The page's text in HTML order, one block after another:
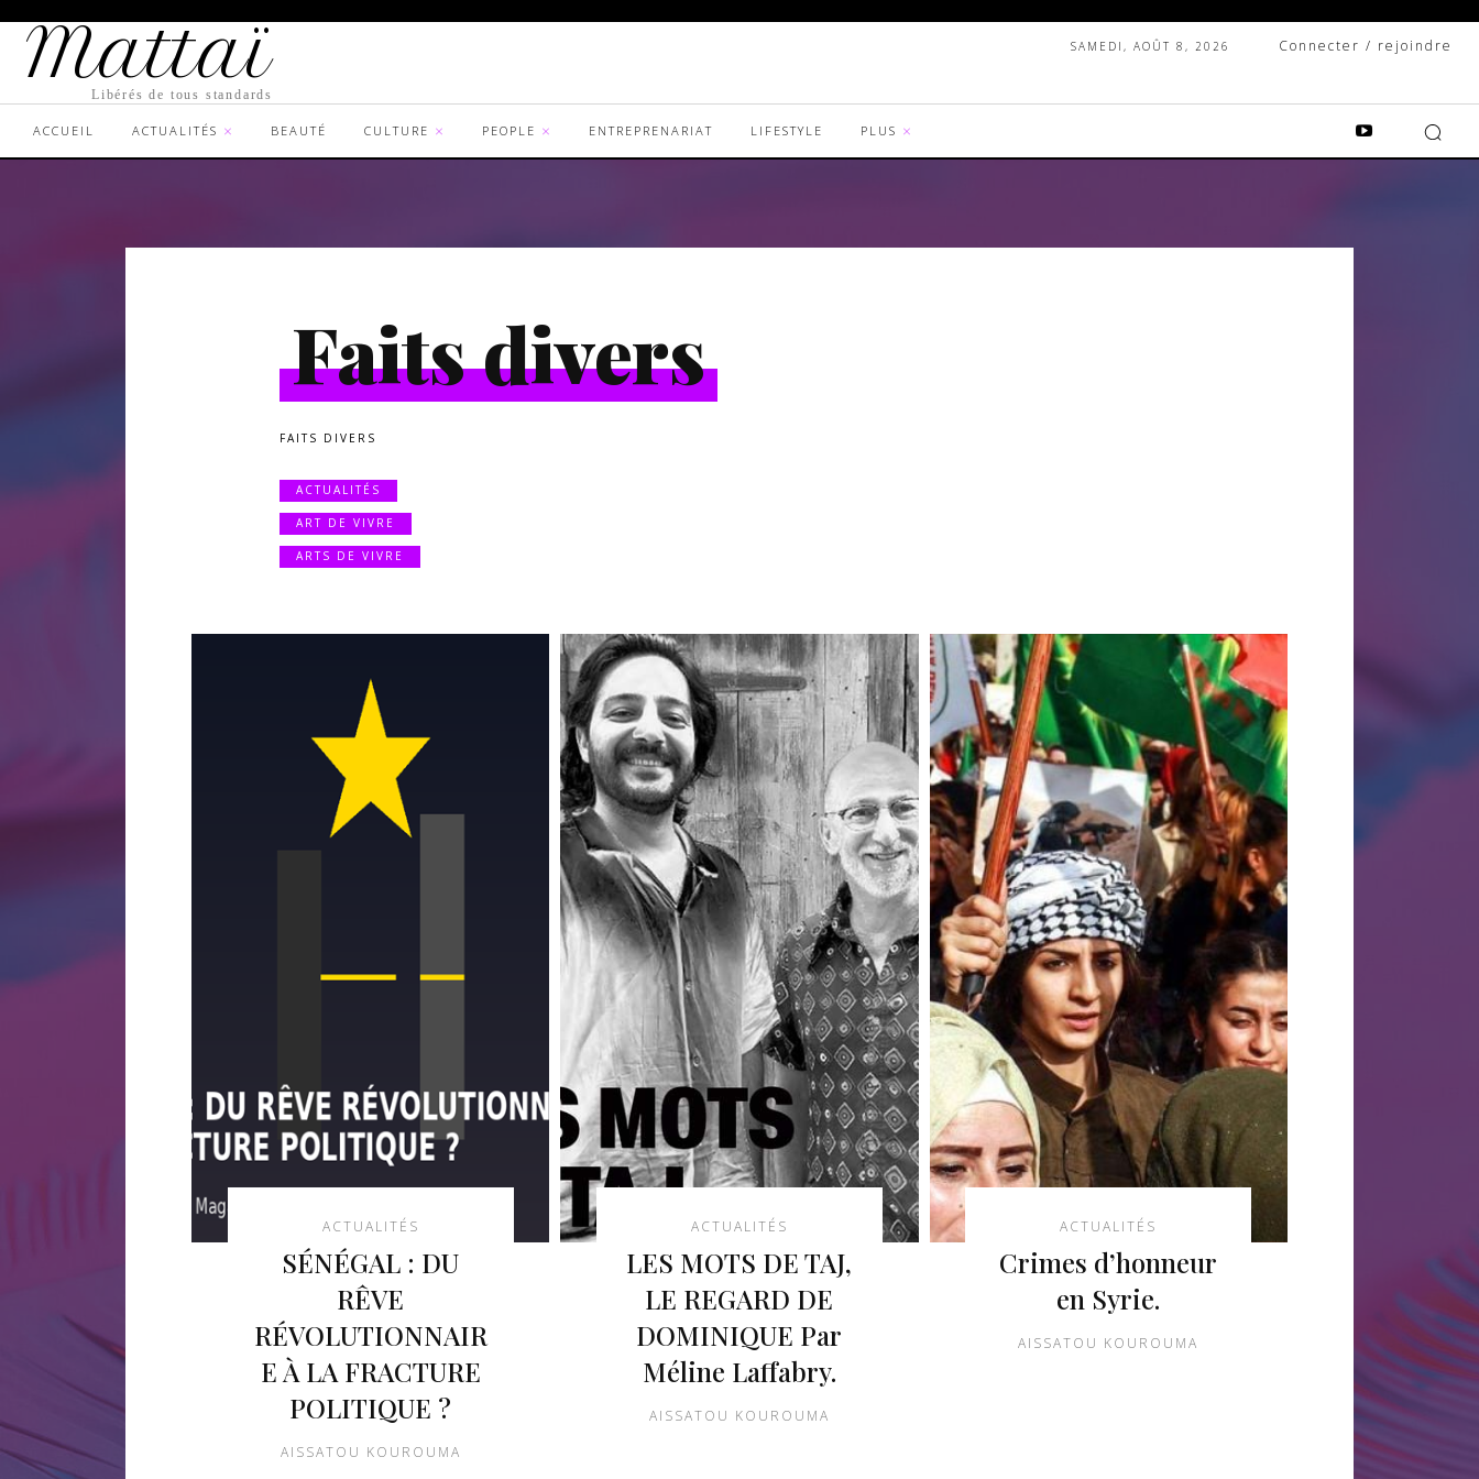
SAMEDI, AOÛT 8, 2026 Connecter / rejoindre
Mattaï
Libérés de tous standards
ACCUEIL ACTUALITÉS BEAUTÉ CULTURE PEOPLE ENTREPRENARIAT LIFESTYLE PLUS
Faits divers
FAITS DIVERS
ACTUALITÉS
ART DE VIVRE
ARTS DE VIVRE
ACTUALITÉS
SÉNÉGAL : DU
RÊVE
RÉVOLUTIONNAIR
E À LA FRACTURE
POLITIQUE ?
AISSATOU KOUROUMA
ACTUALITÉS
LES MOTS DE TAJ,
LE REGARD DE
DOMINIQUE Par
Méline Laffabry.
AISSATOU KOUROUMA
ACTUALITÉS
Crimes d’honneur
en Syrie.
AISSATOU KOUROUMA